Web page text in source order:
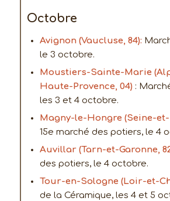
Octobre
Avignon (Vaucluse, 84):
le 3 octobre.
Moustiers-Sainte-Marie
Haute-Provence, 04) :
les 3 et 4 octobre.
Magny-le-Hongre (Seine-et-
15e marché des potiers, le 4
Auvillar (Tarn-et-Garonne,
des potiers, le 4 octobre.
Tour-en-Sologne (Loir-et-
de la Céramique, les 4 et 5